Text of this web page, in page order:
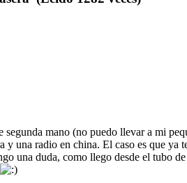
mano (no puedo llevar a mi
y una radio en china. El caso es que
una duda, como llego desde el tubo